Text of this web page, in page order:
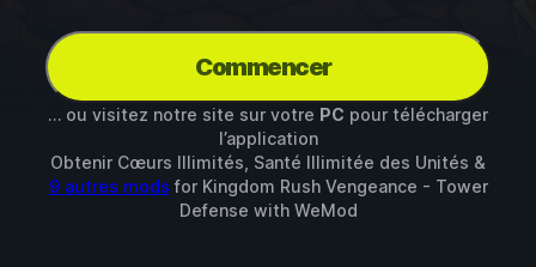
Commencer
… ou visitez notre site sur votre PC pour télécharger
l’application
Obtenir Cœurs Illimités, Santé Illimitée des Unités &
9 autres mods for Kingdom Rush Vengeance - Tower
Defense with WeMod